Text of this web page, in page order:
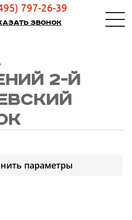
797-26-39
звонок
2-Й
параметры